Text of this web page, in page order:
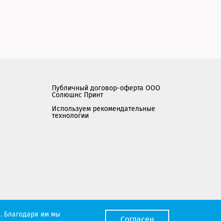
Публичный договор-оферта ООО
Солюшнс Принт
Используем рекомендательные
технологии
Мы работаем с порталом поставщиков
Благодаря им мы